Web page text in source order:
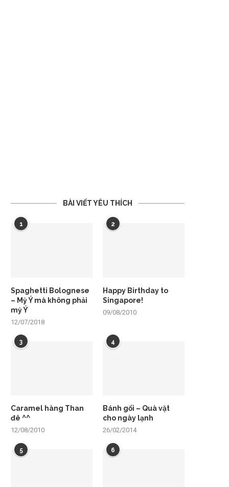
BÀI VIẾT YÊU THÍCH
1
Spaghetti Bolognese
– Mỳ Ý mà không phải
mỳ Ý
12/07/2018
2
Happy Birthday to
Singapore!
09/08/2010
3
Caramel hàng Than
đê ^^
12/08/2010
4
Bánh gối – Quà vặt
cho ngày lạnh
26/02/2014
5 6